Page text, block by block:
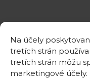
Na účely
tretích strán
tretích strán môžu
marketingové účely.